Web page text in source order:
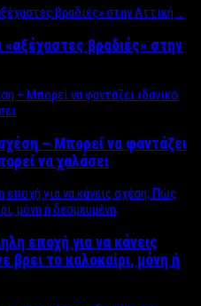
βραδιές» στην
– Μπορεί να φαντάζει
να χαλάσει
εποχή για να κάνεις
βρει το καλοκαίρι, μόνη ή